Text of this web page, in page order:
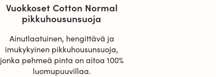
Vuokkoset Cotton Normal
pikkuhousunsuoja
Ainutlaatuinen, hengittävä ja
imukykyinen pikkuhousunsuoja,
jonka pehmeä pinta on aitoa 100%
luomupuuvillaa.